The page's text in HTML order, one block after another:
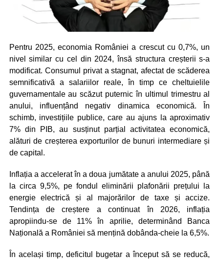
Pentru 2025, economia României a crescut cu 0,7%, un
nivel similar cu cel din 2024, însă structura creșterii s-a
modificat. Consumul privat a stagnat, afectat de scăderea
semnificativă a salariilor reale, în timp ce cheltuielile
guvernamentale au scăzut puternic în ultimul trimestru al
anului, influențând negativ dinamica economică. În
schimb, investițiile publice, care au ajuns la aproximativ
7% din PIB, au susținut parțial activitatea economică,
alături de creșterea exporturilor de bunuri intermediare și
de capital.
Inflația a accelerat în a doua jumătate a anului 2025, până
la circa 9,5%, pe fondul eliminării plafonării prețului la
energie electrică și al majorărilor de taxe și accize.
Tendința de creștere a continuat în 2026, inflația
apropiindu-se de 11% în aprilie, determinând Banca
Națională a României să mențină dobânda-cheie la 6,5%.
În același timp, deficitul bugetar a început să se reducă,